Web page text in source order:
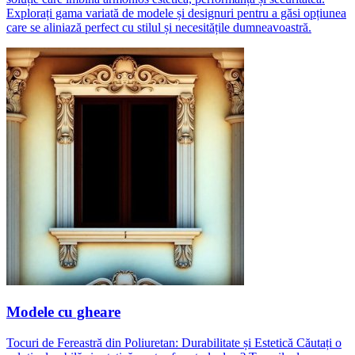
Explorați gama variată de modele și designuri pentru a găsi opțiunea
care se aliniază perfect cu stilul și necesitățile dumneavoastră.
Modele cu gheare
Tocuri de Fereastră din Poliuretan: Durabilitate și Estetică Căutați o